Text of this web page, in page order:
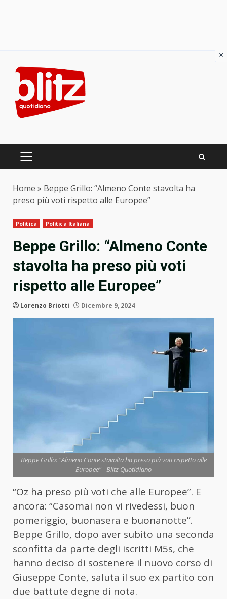
content
PRIMARY
Home » Beppe Grillo: “Almeno Conte stavolta ha
preso più voti rispetto alle Europee”
Politica Politica Italiana
Beppe Grillo: “Almeno Conte
stavolta ha preso più voti
rispetto alle Europee”
Lorenzo Briotti Dicembre 9, 2024
Beppe Grillo: "Almeno Conte stavolta ha preso più voti rispetto alle
Europee" - Blitz Quotidiano
“Oz ha preso più voti che alle Europee”. E
ancora: “Casomai non vi rivedessi, buon
pomeriggio, buonasera e buonanotte”.
Beppe Grillo, dopo aver subito una seconda
sconfitta da parte degli iscritti M5s, che
hanno deciso di sostenere il nuovo corso di
Giuseppe Conte, saluta il suo ex partito con
due battute degne di nota.
×